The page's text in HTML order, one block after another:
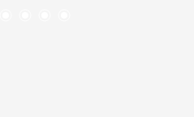
ao ambiente. No